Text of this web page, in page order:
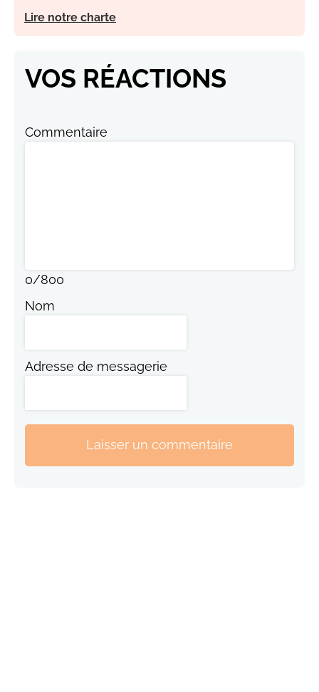
Lire notre charte
VOS RÉACTIONS
Commentaire
0/800
Nom
Adresse de messagerie
Laisser un commentaire